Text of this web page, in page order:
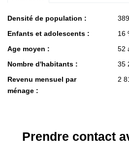
Densité de population :
Enfants et adolescents :
16
Age moyen :
52
Nombre d'habitants :
35
Revenu mensuel par
ménage :
2
Prendre contact